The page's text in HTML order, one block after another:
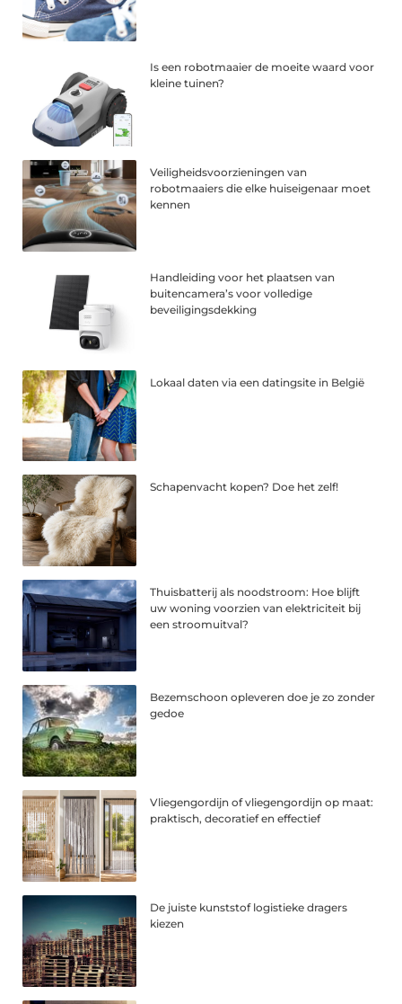
Is een robotmaaier de moeite waard voor
kleine tuinen?
Veiligheidsvoorzieningen van
robotmaaiers die elke huiseigenaar moet
kennen
Handleiding voor het plaatsen van
buitencamera’s voor volledige
beveiligingsdekking
Lokaal daten via een datingsite in België
Schapenvacht kopen? Doe het zelf!
Thuisbatterij als noodstroom: Hoe blijft
uw woning voorzien van elektriciteit bij
een stroomuitval?
Bezemschoon opleveren doe je zo zonder
gedoe
Vliegengordijn of vliegengordijn op maat:
praktisch, decoratief en effectief
De juiste kunststof logistieke dragers
kiezen